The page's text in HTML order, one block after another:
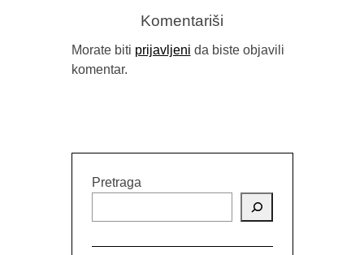
Komentariši
Morate biti prijavljeni da biste objavili
komentar.
Pretraga